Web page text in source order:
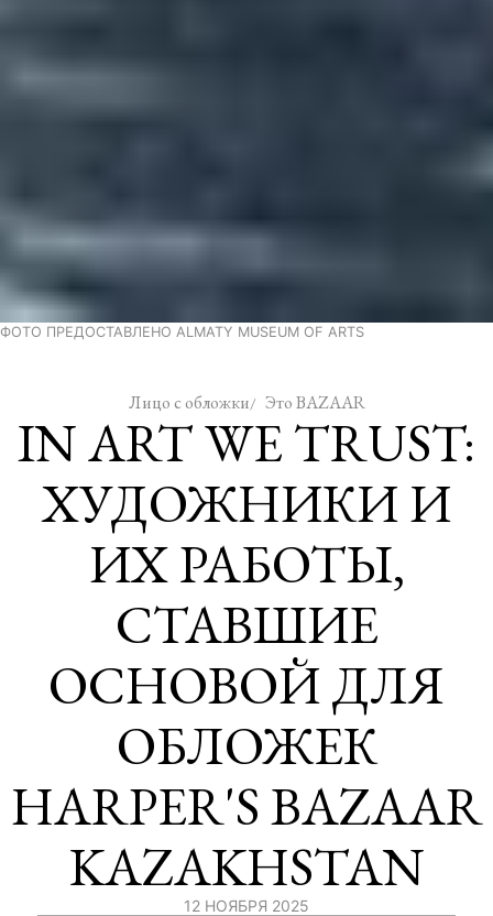
ФОТО ПРЕДОСТАВЛЕНО ALMATY MUSEUM OF ARTS
Это BAZAAR
Лицо с обложки
IN ART WE TRUST:
ХУДОЖНИКИ И
ИХ РАБОТЫ,
СТАВШИЕ
ОСНОВОЙ ДЛЯ
ОБЛОЖЕК
HARPER'S BAZAAR
KAZAKHSTAN
12 НОЯБРЯ 2025